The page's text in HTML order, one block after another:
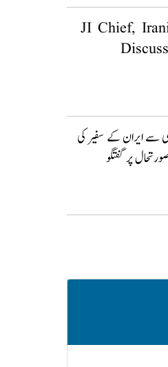
JI Chief,
سے ایران کے سفیر کی
پر گفتگو